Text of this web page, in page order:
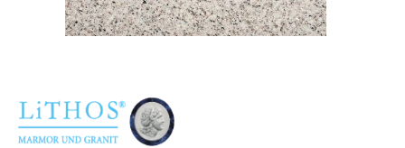
ÜBER LITHOS
STELLENANGEBOTE